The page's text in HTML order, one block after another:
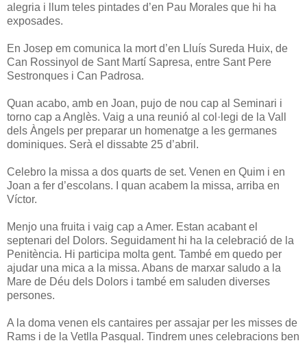
alegria i llum teles pintades d’en Pau Morales que hi ha
exposades.
En Josep em comunica la mort d’en Lluís Sureda Huix, de
Can Rossinyol de Sant Martí Sapresa, entre Sant Pere
Sestronques i Can Padrosa.
Quan acabo, amb en Joan, pujo de nou cap al Seminari i
torno cap a Anglès. Vaig a una reunió al col·legi de la Vall
dels Àngels per preparar un homenatge a les germanes
dominiques. Serà el dissabte 25 d’abril.
Celebro la missa a dos quarts de set. Venen en Quim i en
Joan a fer d’escolans. I quan acabem la missa, arriba en
Víctor.
Menjo una fruita i vaig cap a Amer. Estan acabant el
septenari del Dolors. Seguidament hi ha la celebració de la
Penitència. Hi participa molta gent. També em quedo per
ajudar una mica a la missa. Abans de marxar saludo a la
Mare de Déu dels Dolors i també em saluden diverses
persones.
A la doma venen els cantaires per assajar per les misses de
Rams i de la Vetlla Pasqual. Tindrem unes celebracions ben